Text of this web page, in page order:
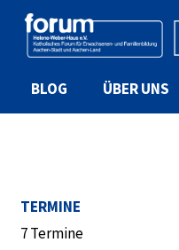
BLOG ÜBER UNS
TERMINE
7 Termine